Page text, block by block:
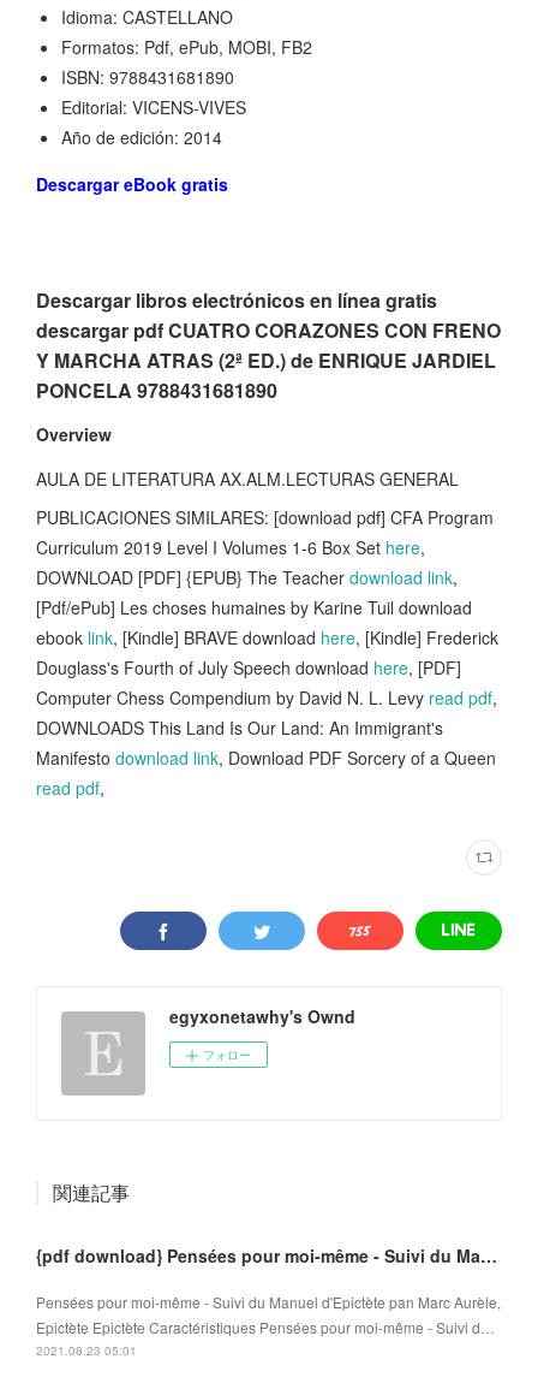
Idioma: CASTELLANO
Formatos: Pdf, ePub, MOBI, FB2
ISBN: 9788431681890
Editorial: VICENS-VIVES
Año de edición: 2014
Descargar eBook gratis
Descargar libros electrónicos en línea gratis
descargar pdf CUATRO CORAZONES CON FRENO
Y MARCHA ATRAS (2ª ED.) de ENRIQUE JARDIEL
PONCELA 9788431681890
Overview
AULA DE LITERATURA AX.ALM.LECTURAS GENERAL
PUBLICACIONES SIMILARES: [download pdf] CFA Program
Curriculum 2019 Level I Volumes 1-6 Box Set here,
DOWNLOAD [PDF] {EPUB} The Teacher download link,
[Pdf/ePub] Les choses humaines by Karine Tuil download
ebook link, [Kindle] BRAVE download here, [Kindle] Frederick
Douglass's Fourth of July Speech download here, [PDF]
Computer Chess Compendium by David N. L. Levy read pdf,
DOWNLOADS This Land Is Our Land: An Immigrant's
Manifesto download link, Download PDF Sorcery of a Queen
read pdf,
egyxonetawhy's Ownd
フォロー
関連記事
{pdf download} Pensées pour moi-même - Suivi du Manuel d'Epictète
Pensées pour moi-même - Suivi du Manuel d'Epictète pan Marc Aurèle,
Epictète Epictète Caractéristiques Pensées pour moi-même - Suivi d…
2021.08.23 05:01